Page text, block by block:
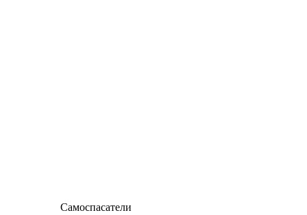
Самоспасатели